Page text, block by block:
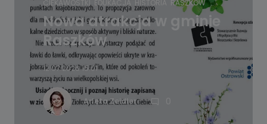
CIEKAWOSTKI EDUKACJA HISTORIA RASZKÓW
Nowa atrakcja w gminie
Raszków
12.07.2026 15:01
Arleta Zeidler